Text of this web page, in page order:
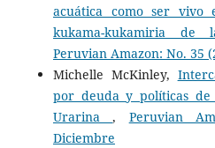
acuática como ser vivo
kukama-kukamiria
Peruvian Amazon: No. 35
Michelle McKinley,
por deuda y políticas
Urarina, Peruvian
Diciembre